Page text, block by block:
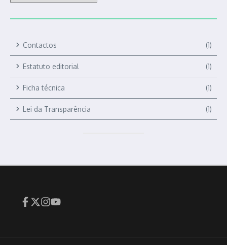
Contactos (1)
Estatuto editorial (1)
Ficha técnica (1)
Lei da Transparência (1)